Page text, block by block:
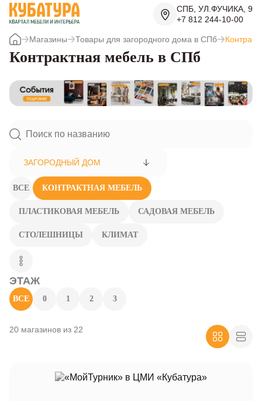
СПБ, УЛ.ФУЧИКА, 9
+7 812 244-10-00
Магазины Товары для загородного дома в СПб
Контрактная мебель в СПб
ЗАГОРОДНЫЙ ДОМ
ВСЕ КОНТРАКТНАЯ МЕБЕЛЬ
ПЛАСТИКОВАЯ МЕБЕЛЬ САДОВАЯ МЕБЕЛЬ
СТОЛЕШНИЦЫ КЛИМАТ
ЭТАЖ
ВСЕ 0 1 2 3
20 магазинов из 22